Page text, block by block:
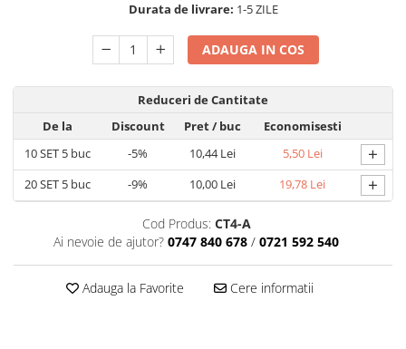
CUTII PENTRU 5-6 MACARONS CU
FEREASTRA DANTELATA
CUTII PENTRU PRALINE CU FUNDITA
CUTII PRALINE CU SEPARATOR
CUTII PENTRU MARTURII
CUTII CU FEREASTRA PENTRU
MARTURII
CUTII CU PANGLICA
CUTII FARA FEREASTRA PENTRU
MARTURII
Durata de livrare: 1-5 ZILE
ADAUGA IN COS
Reduceri de Cantitate
De la
Discount Pret/ buc
Economisesti
10SET 5 buc -5% 10,44 Lei 5,50 Lei +
20SET 5 buc -9% 10,00 Lei 19,78 Lei +
Cod Produs: CT4-A
Ai nevoie de ajutor? 0747 840 678 / 0721 592 540
Adauga la Favorite Cere informatii